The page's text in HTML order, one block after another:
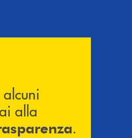
? Vai alla pagina della
alla
.